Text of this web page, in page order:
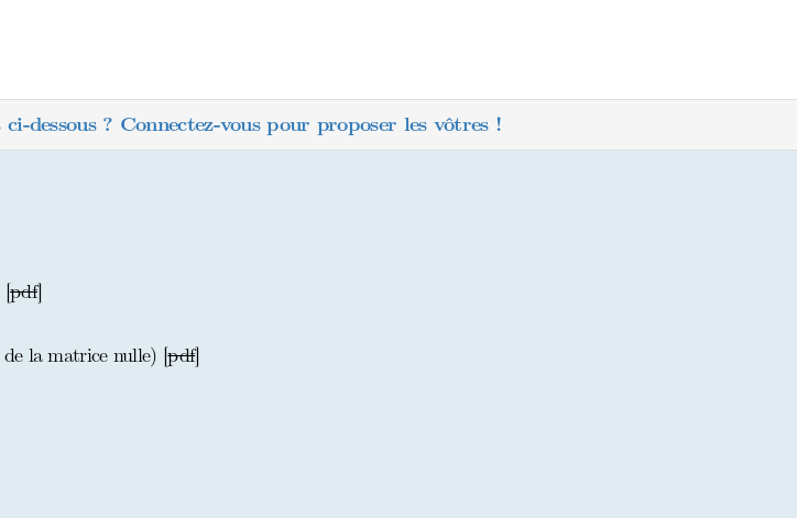
dessous ? Connectez-vous pour proposer les vôtres !
[pdf]
de la matrice nulle) [pdf]